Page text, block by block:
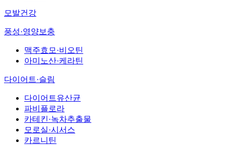
모발건강
풍성·영양보충
맥주효모·비오틴
아미노산·케라틴
다이어트·슬림
다이어트유산균
파비플로라
카테킨·녹차추출물
모로실·시서스
카르니틴